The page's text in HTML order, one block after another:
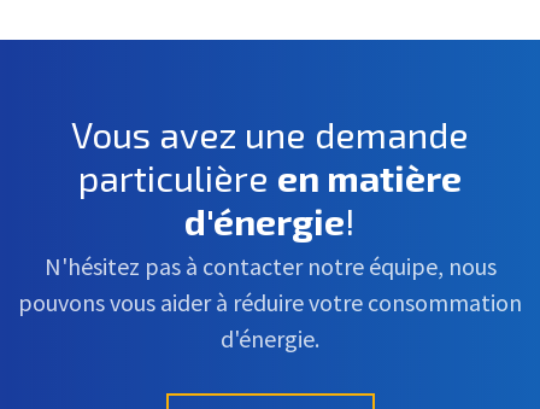
Vous avez une demande
particulière en matière
d'énergie!
N'hésitez pas à contacter notre équipe, nous
pouvons vous aider à réduire votre consommation
d'énergie.